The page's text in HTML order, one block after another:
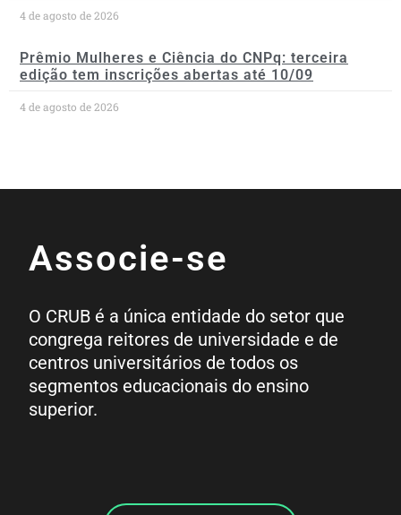
4 de agosto de 2026
Prêmio Mulheres e Ciência do CNPq: terceira
edição tem inscrições abertas até 10/09
4 de agosto de 2026
Associe-se
O CRUB é a única entidade do setor que
congrega reitores de universidade e de
centros universitários de todos os
segmentos educacionais do ensino
superior.